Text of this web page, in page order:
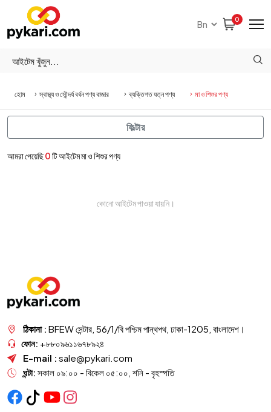
0
হোম স্বাস্থ্য ও সৌন্দর্য বর্ধন পণ্য বাজার ব্যক্তিগত যত্ন পণ্য মা ও শিশুর পণ্য
আমরা পেয়েছি0টি আইটেম মা ও শিশুর পণ্য
কোনো আইটেম পাওয়া যায়নি।
ফিল্টার
ঠিকানা : BFEW সেন্টার, 56/1/বি পশ্চিম পান্থপথ, ঢাকা-1205, বাংলাদেশ।
ফোন: +৮৮০৯৬১১৬৭৮৯২৪
E-mail : sale@pykari.com
ঘন্টা: সকাল ০৯:০০ - বিকেল ০৫:০০, শনি - বৃহস্পতি